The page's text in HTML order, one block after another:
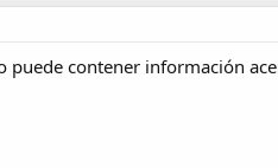
puede contener información